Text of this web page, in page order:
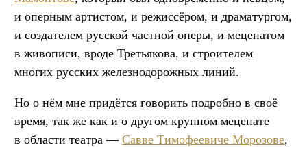
и оперным артистом, и режиссёром, и драматургом,
и создателем русской частной оперы, и меценатом
в живописи, вроде Третьякова, и строителем
многих русских железнодорожных линий.
Но о нём мне придётся говорить подробно в своё
время, так же как и о другом крупном меценате
в области театра — Савве Тимофеевиче Морозове,